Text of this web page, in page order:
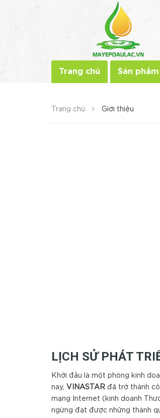
Trang chủ Sản phẩm
Trang chủ Giới thiệu
LỊCH SỬ PHÁT
Khởi đầu là một phòng kinh
nay, VINAS TAR đã trở thành
mạng Internet (kinh doanh
ngừng đạt được những thành